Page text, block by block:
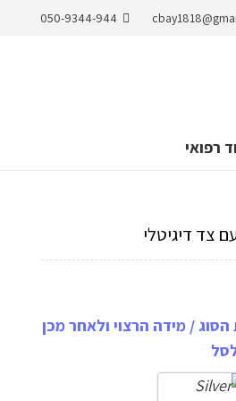
050-9344-944
רפואי
צד דיגיטלי
/ מידה הרצוי ולאחר מכן